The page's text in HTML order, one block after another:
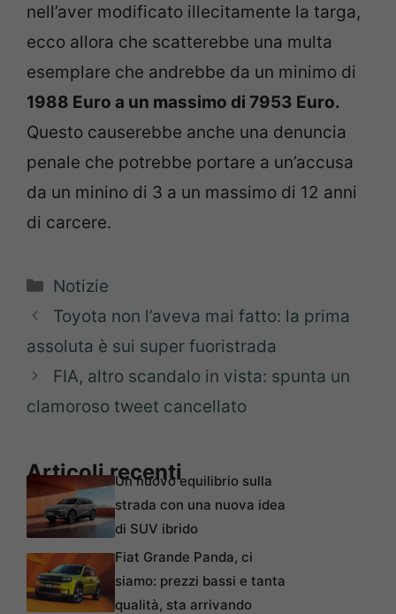
nell’aver modificato illecitamente la targa,
ecco allora che scatterebbe una multa
esemplare che andrebbe da un minimo di
1988 Euro a un massimo di 7953 Euro.
Questo causerebbe anche una denuncia
penale che potrebbe portare a un’accusa
da un minino di 3 a un massimo di 12 anni
di carcere.
Categorie
Notizie
Toyota non l’aveva mai fatto: la prima
assoluta è sui super fuoristrada
FIA, altro scandalo in vista: spunta un
clamoroso tweet cancellato
Articoli recentiUn nuovo equilibrio sulla
strada con una nuova idea
di SUV ibrido
Fiat Grande Panda, ci
siamo: prezzi bassi e tanta
qualità, sta arrivando